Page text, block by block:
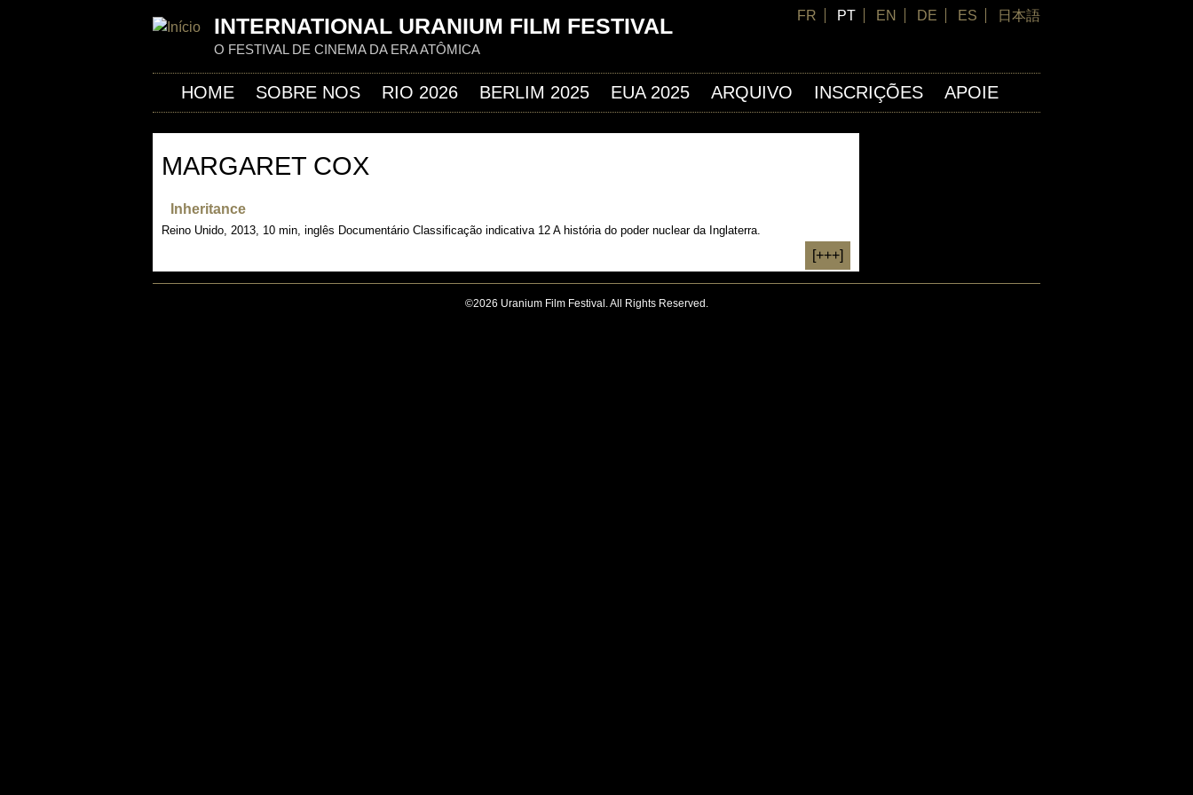
FR PT EN DE ES 日本語
INTERNATIONAL URANIUM FILM FESTIVAL
O FESTIVAL DE CINEMA DA ERA ATÔMICA
MARGARET COX
Inheritance
Reino Unido, 2013, 10 min, inglês Documentário Classificação indicativa 12 A história do poder nuclear da Inglaterra.
[+++]
HOME SOBRE NOS RIO 2026 BERLIM 2025 EUA 2025 ARQUIVO INSCRIÇÕES APOIE
©2026 Uranium Film Festival. All Rights Reserved.